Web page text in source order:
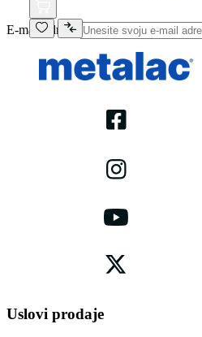
E-mail adresa
Uslovi prodaje